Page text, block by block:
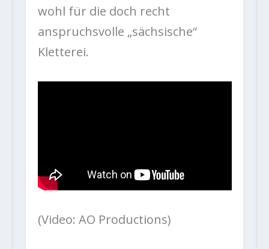
wohl für die doch recht
anspruchsvolle „sächsische“
Kletterei.
(Video: AO Productions)